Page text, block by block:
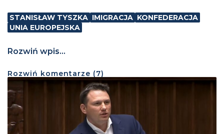
STANISŁAW TYSZKA IMIGRACJA KONFEDERACJA
UNIA EUROPEJSKA
Rozwiń wpis...
Rozwiń komentarze (7)